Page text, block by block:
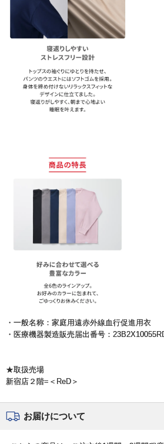
・一般名称：家庭用遠赤外線血行促進用衣
・医療機器製造販売届出番号：
★取扱売場
新宿店２階=＜ReD＞
お届けについて